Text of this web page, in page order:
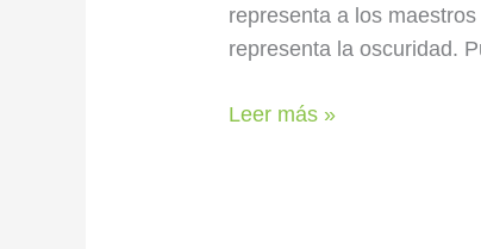
representa a los
representa la oscuridad.
Leer más »